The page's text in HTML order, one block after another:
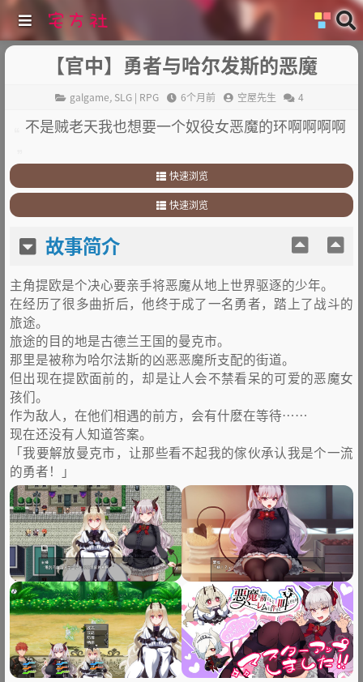
【官中】勇者与哈尔发斯的恶魔
galgame, SLG | RPG 6个月前 空屋先生 4
不是贼老天我也想要一个奴役女恶魔的环啊啊啊啊
快速浏览
1.故事简介
2.其他
快速浏览
2.其他故事简介
主角提欧是个决心要亲手将恶魔从地上世界驱逐的少年。
在经历了很多曲折后，他终于成了一名勇者，踏上了战斗的
旅途。
旅途的目的地是古德兰王国的曼克市。
那里是被称为哈尔法斯的凶恶恶魔所支配的街道。
但出现在提欧面前的，却是让人会不禁看呆的可爱的恶魔女
孩们。
作为敌人，在他们相遇的前方，会有什麽在等待……
现在还没有人知道答案。
「我要解放曼克市，让那些看不起我的傢伙承认我是个一流
的勇者！」